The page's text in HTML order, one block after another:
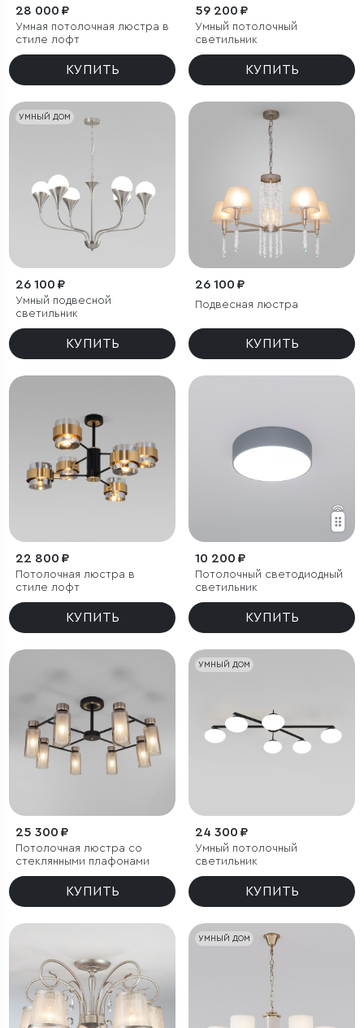
28 000 ₽
Умная потолочная люстра в
стиле лофт
КУПИТЬ
59 200 ₽
Умный потолочный
светильник
КУПИТЬ
УМНЫЙ ДОМ
26 100 ₽
Умный подвесной
светильник
КУПИТЬ
26 100 ₽
Подвесная люстра
КУПИТЬ
22 800 ₽
Потолочная люстра в
стиле лофт
КУПИТЬ
10 200 ₽
Потолочный светодиодный
светильник
КУПИТЬ
25 300 ₽
Потолочная люстра со
стеклянными плафонами
КУПИТЬ
УМНЫЙ ДОМ
24 300 ₽
Умный потолочный
светильник
КУПИТЬ
УМНЫЙ ДОМ